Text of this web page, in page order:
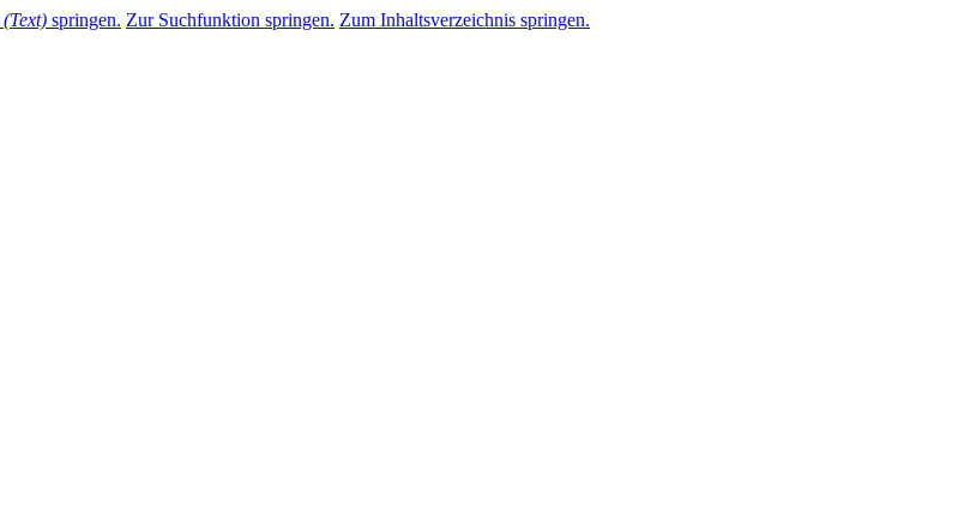
(Text) springen. Zur Suchfunktion springen. Zum Inhaltsverzeichnis springen.